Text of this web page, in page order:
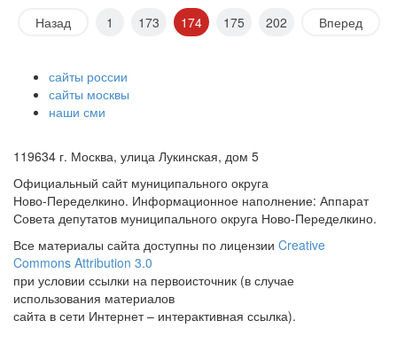
Назад
1 173 174 175 202 Вперед
сайты россии
сайты москвы
наши сми
119634 г. Москва, улица Лукинская, дом 5
Официальный сайт муниципального округа
Ново-Переделкино. Информационное наполнение: Аппарат
Совета депутатов муниципального округа Ново-Переделкино.
Все материалы сайта доступны по лицензии Creative
Commons Attribution 3.0
при условии ссылки на первоисточник (в случае
использования материалов
сайта в сети Интернет – интерактивная ссылка).